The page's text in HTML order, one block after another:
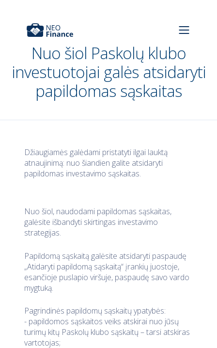
Nuo šiol Paskolų klubo
investuotojai galės atsidaryti
papildomas sąskaitas
Džiaugiamės galėdami pristatyti ilgai lauktą
atnaujinimą: nuo šiandien galite atsidaryti
papildomas investavimo sąskaitas.
Nuo šiol, naudodami papildomas sąskaitas,
galėsite išbandyti skirtingas investavimo
strategijas.
Papildomą sąskaitą galėsite atsidaryti paspaudę
„Atidaryti papildomą sąskaitą“ įrankių juostoje,
esančioje puslapio viršuje, paspaudę savo vardo
mygtuką.
Pagrindinės papildomų sąskaitų ypatybės:
- papildomos sąskaitos veiks atskirai nuo jūsų
turimų kitų Paskolų klubo sąskaitų – tarsi atskiras
vartotojas;